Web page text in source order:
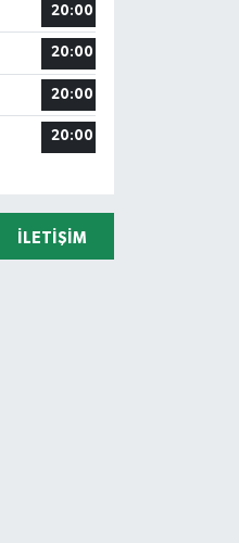
20:00
20:00
20:00
20:00
İLETIŞIM